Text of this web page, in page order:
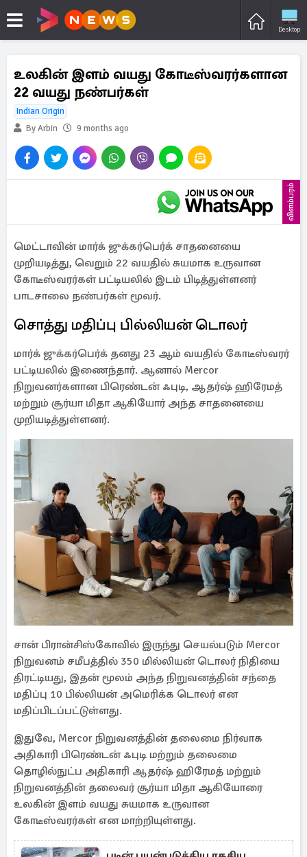
Desktop
உலகின் இளம் வயது கோடீஸ்வரர்களான
22 வயது நண்பர்கள்
Indian Origin
By Arbin
9 months ago
விளம்பரம்
மெட்டாவின் மார்க் ஜுக்கர்பெர்க் சாதனையை
முறியடித்து, வெறும் 22 வயதில் சுயமாக உருவான
கோடீஸ்வரர்கள் பட்டியலில் இடம் பிடித்துள்ளனர்
பாடசாலை நண்பர்கள் மூவர்.
சொத்து மதிப்பு பில்லியன் டொலர்
மார்க் ஜுக்கர்பெர்க் தனது 23 ஆம் வயதில் கோடீஸ்வரர்
பட்டியலில் இணைந்தார். ஆனால் Mercor
நிறுவனர்களான பிரெண்டன் ஃபுடி, ஆதர்ஷ் ஹிரேமத்
மற்றும் சூர்யா மிதா ஆகியோர் அந்த சாதனையை
முறியடித்துள்ளனர்.
சான் பிரான்சிஸ்கோவில் இருந்து செயல்படும் Mercor
நிறுவனம் சமீபத்தில் 350 மில்லியன் டொலர் நிதியை
திரட்டியது, இதன் மூலம் அந்த நிறுவனத்தின் சந்தை
மதிப்பு 10 பில்லியன் அமெரிக்க டொலர் என
மதிப்பிடப்பட்டுள்ளது.
இதுவே, Mercor நிறுவனத்தின் தலைமை நிர்வாக
அதிகாரி பிரெண்டன் ஃபுடி மற்றும் தலைமை
தொழில்நுட்ப அதிகாரி ஆதர்ஷ் ஹிரேமத் மற்றும்
நிறுவனத்தின் தலைவர் சூர்யா மிதா ஆகியோரை
உலகின் இளம் வயது சுயமாக உருவான
கோடீஸ்வரர்கள் என மாற்றியுள்ளது.